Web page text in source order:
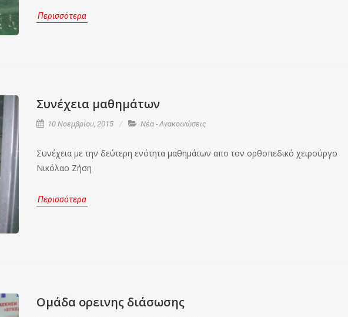
Περισσότερα
Συνέχεια μαθημάτων
10 Νοεμβρίου, 2015 Νέα - Ανακοινώσεις
Συνέχεια με την δεύτερη ενότητα μαθημάτων απο τον ορθοπεδικό χειρούργο
Νικόλαο Ζήση
Περισσότερα
Ομάδα ορεινης διάσωσης